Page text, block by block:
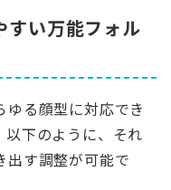
すい万能フォル
ゆる顔型に対応でき
以下のように、それ
出す調整が可能で